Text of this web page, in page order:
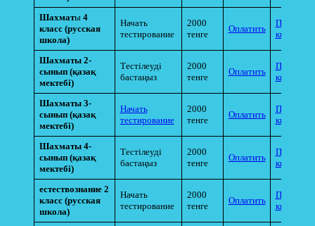
Шахматы 4
класс (русская
школа)
Начать
тестирование
2000
тенге
Оплатить
Шахматы 2-
сынып (қазақ
мектебі)
Тестілеуді
бастаңыз
2000
тенге
Оплатить
Шахматы 3-
сынып (қазақ
мектебі)
Начать
тестирование
2000
тенге
Оплатить
Шахматы 4-
сынып (қазақ
мектебі)
Тестілеуді
бастаңыз
2000
тенге
Оплатить
естествознание 2
класс (русская
школа)
Начать
тестирование
2000
тенге
Оплатить